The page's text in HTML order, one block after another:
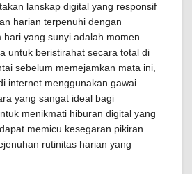
lanskap digital yang responsif
harian terpenuhi dengan
hari yang sunyi adalah momen
untuk beristirahat secara total di
sebelum memejamkan mata ini,
internet menggunakan gawai
yang sangat ideal bagi
menikmati hiburan digital yang
memicu kesegaran pikiran
rutinitas harian yang